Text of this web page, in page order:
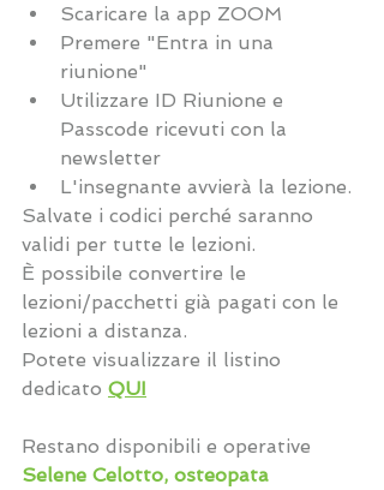
Scaricare la app ZOOM
Premere "Entra in una
riunione"
Utilizzare ID Riunione e
Passcode ricevuti con la
newsletter
L'insegnante avvierà la lezione.
Salvate i codici perché saranno
validi per tutte le lezioni.
È possibile convertire le
lezioni/pacchetti già pagati con le
lezioni a distanza.
Potete visualizzare il listino
dedicato QUI
Restano disponibili e operative
Selene Celotto, osteopata